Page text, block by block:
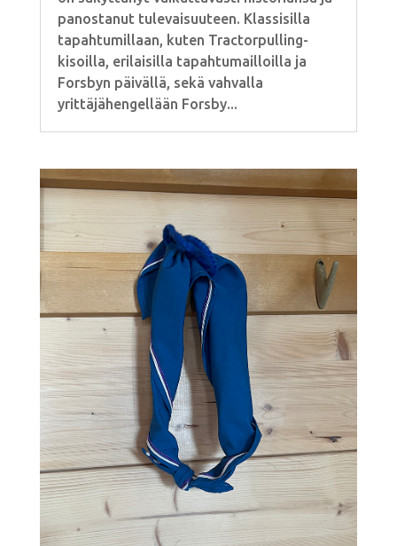
panostanut tulevaisuuteen. Klassisilla
tapahtumillaan, kuten Tractorpulling-
kisoilla, erilaisilla tapahtumailloilla ja
Forsbyn päivällä, sekä vahvalla
yrittäjähengellään Forsby...